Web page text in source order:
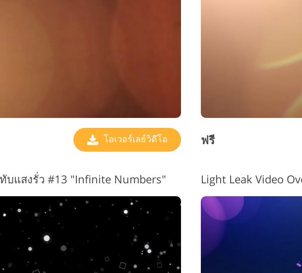
โอเวอร์เลย์วิดีโอ ฟรี
บแสงรั่ว #13 "Infinite Numbers"